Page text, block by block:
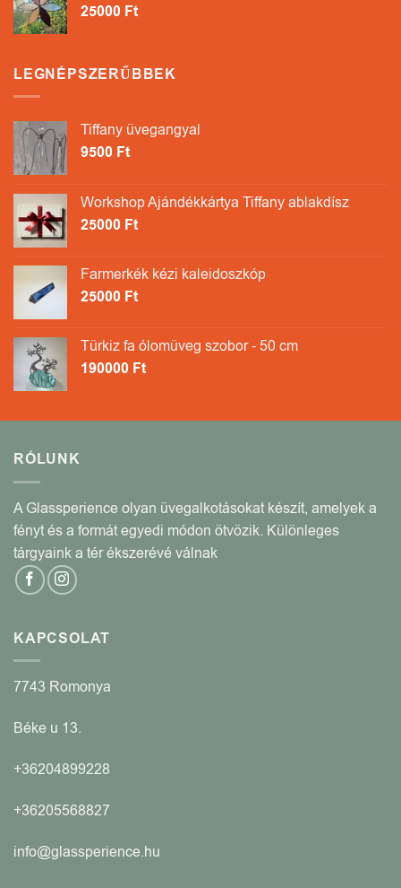
25000 Ft
LEGNÉPSZERŰBBEK
Tiffany üvegangyal
9500 Ft
Workshop Ajándékkártya Tiffany ablakdísz
25000 Ft
Farmerkék kézi kaleidoszkóp
25000 Ft
Türkiz fa ólomüveg szobor - 50 cm
190000 Ft
RÓLUNK
A Glassperience olyan üvegalkotásokat készít, amelyek a
fényt és a formát egyedi módon ötvözik. Különleges
tárgyaink a tér ékszerévé válnak
KAPCSOLAT
7743 Romonya
Béke u 13.
+36204899228
+36205568827
info@glassperience.hu